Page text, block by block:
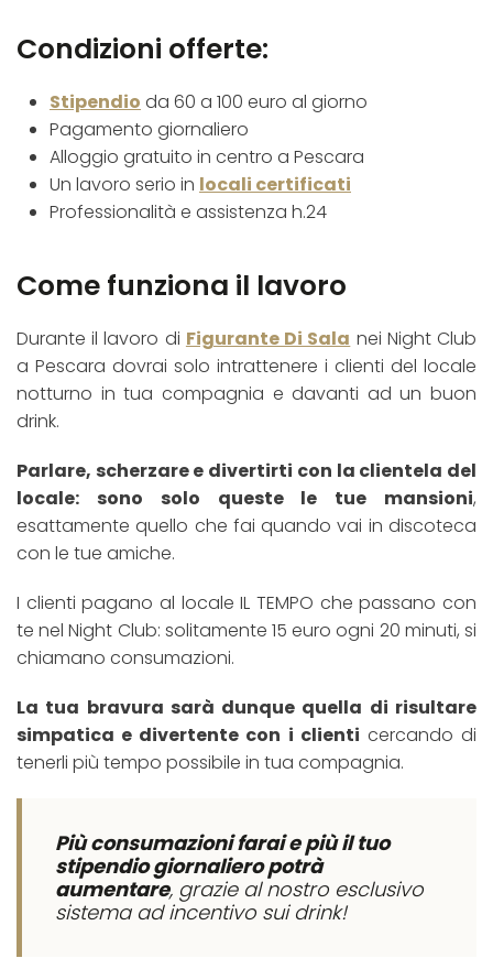
Condizioni offerte:
Stipendio da 60 a 100 euro al giorno
Pagamento giornaliero
Alloggio gratuito in centro a Pescara
Un lavoro serio in locali certificati
Professionalità e assistenza h.24
Come funziona il lavoro
Durante il lavoro di Figurante Di Sala nei Night Club
a Pescara dovrai solo intrattenere i clienti del locale
notturno in tua compagnia e davanti ad un buon
drink.
Parlare, scherzare e divertirti con la clientela del
locale: sono solo queste le tue mansioni,
esattamente quello che fai quando vai in discoteca
con le tue amiche.
I clienti pagano al locale IL TEMPO che passano con
te nel Night Club: solitamente 15 euro ogni 20 minuti, si
chiamano consumazioni.
La tua bravura sarà dunque quella di risultare
simpatica e divertente con i clienti cercando di
tenerli più tempo possibile in tua compagnia.
Più consumazioni farai e più il tuo
stipendio giornaliero potrà
aumentare, grazie al nostro esclusivo
sistema ad incentivo sui drink!